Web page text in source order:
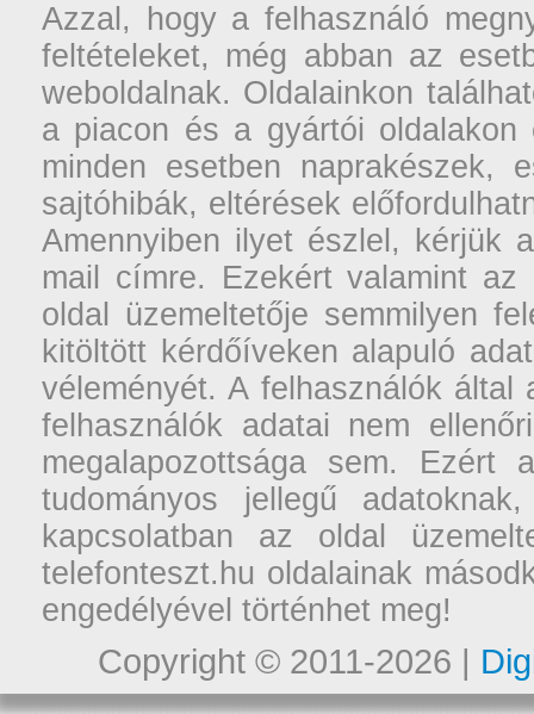
Azzal, hogy a felhasználó
feltételeket, még abban az
weboldalnak. Oldalainkon
a piacon és a gyártói oldalakon
minden esetben naprakészek,
sajtóhibák, eltérések
Amennyiben ilyet észlel, kérjük
mail címre. Ezekért valamint
oldal üzemeltetője semmilyen
kitöltött kérdőíveken alapuló
véleményét. A felhasználók
felhasználók adatai nem
megalapozottsága sem. Ezért
tudományos jellegű
kapcsolatban az oldal
telefonteszt.hu oldalainak
engedélyével történhet meg!
Copyright © 2011-2026 |